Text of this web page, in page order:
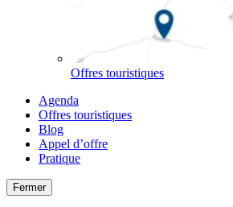
Offres touristiques
Agenda
Offres touristiques
Blog
Appel d’offre
Pratique
Fermer